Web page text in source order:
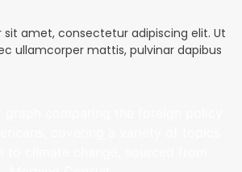
sit amet, consectetur adipiscing elit. Ut
ullamcorper mattis, pulvinar dapibus